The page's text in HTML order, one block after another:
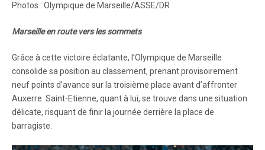
Photos : Olympique de Marseille/ASSE/DR
Marseille en route vers les sommets
Grâce à cette victoire éclatante, l’Olympique de Marseille
consolide sa position au classement, prenant provisoirement
neuf points d’avance sur la troisième place avant d’affronter
Auxerre. Saint-Etienne, quant à lui, se trouve dans une situation
délicate, risquant de finir la journée derrière la place de
barragiste.